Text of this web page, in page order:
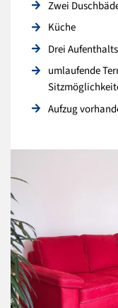
Zwei
Küche
Drei
umlaufende
Aufzug